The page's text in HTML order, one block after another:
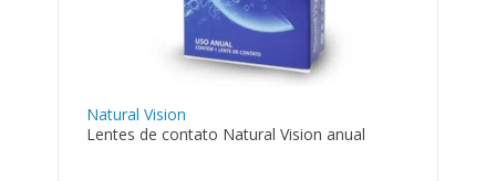
Natural Vision
Lentes de contato Natural Vision anual